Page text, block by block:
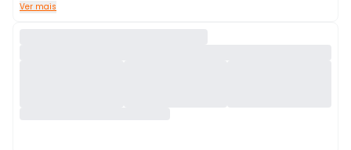
Ver mais